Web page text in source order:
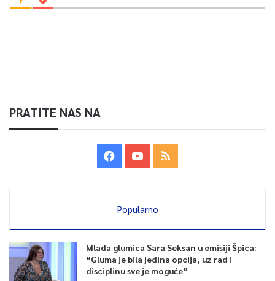
PRATITE NAS NA
Popularno
Mlada glumica Sara Seksan u emisiji Špica:
“Gluma je bila jedina opcija, uz rad i
disciplinu sve je moguće”